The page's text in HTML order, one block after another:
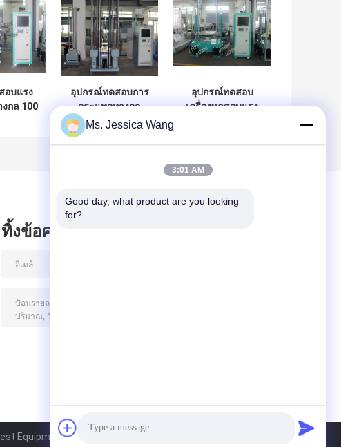
อบแรง
กล 100
อุปกรณ์ทดสอบการ
กระแทกทางกล
ความเร็วสูง 35,000
กรัมพร้อมโหลด 35
อุปกรณ์ทดสอบ
เครื่องทดสอบแรง
ทิ้งข้อความไว้
Equipment Co., Ltd. All Rights Reserved.
Ms. Jessica Wang
3:01 AM
Good day, what product are you looking
for?